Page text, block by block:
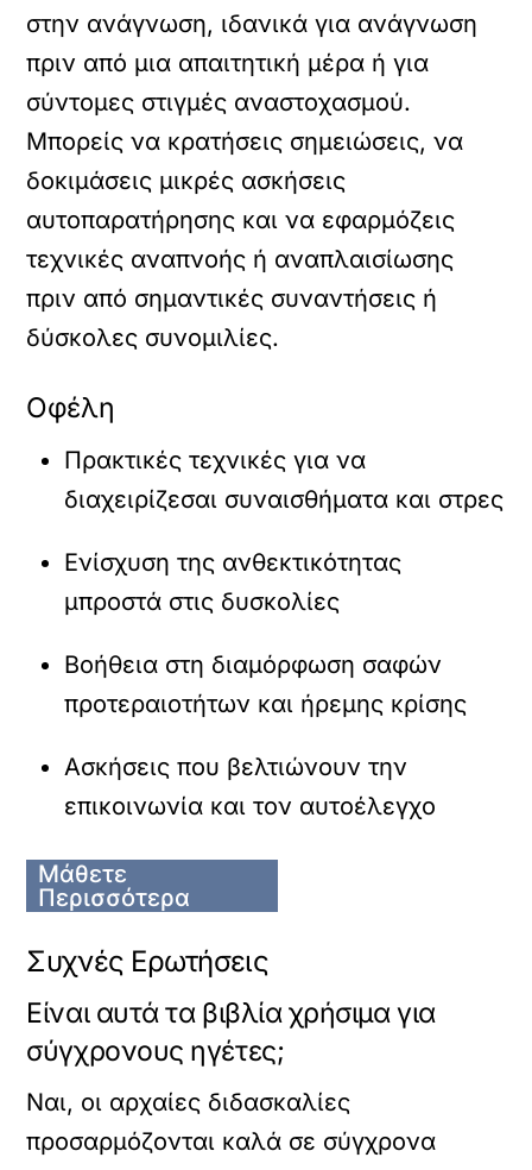
στην ανάγνωση, ιδανικά για ανάγνωση
πριν από μια απαιτητική μέρα ή για
σύντομες στιγμές αναστοχασμού.
Μπορείς να κρατήσεις σημειώσεις, να
δοκιμάσεις μικρές ασκήσεις
αυτοπαρατήρησης και να εφαρμόζεις
τεχνικές αναπνοής ή αναπλαισίωσης
πριν από σημαντικές συναντήσεις ή
δύσκολες συνομιλίες.
Οφέλη
Πρακτικές τεχνικές για να
διαχειρίζεσαι συναισθήματα και στρες
Ενίσχυση της ανθεκτικότητας
μπροστά στις δυσκολίες
Βοήθεια στη διαμόρφωση σαφών
προτεραιοτήτων και ήρεμης κρίσης
Ασκήσεις που βελτιώνουν την
επικοινωνία και τον αυτοέλεγχο
Μάθετε
Περισσότερα
Συχνές Ερωτήσεις
Είναι αυτά τα βιβλία χρήσιμα για
σύγχρονους ηγέτες;
Ναι, οι αρχαίες διδασκαλίες
προσαρμόζονται καλά σε σύγχρονα